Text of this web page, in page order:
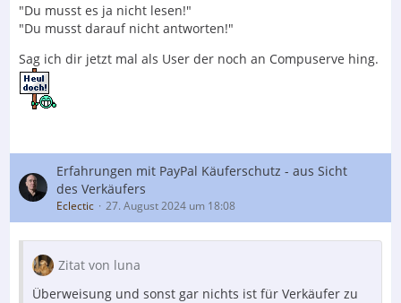
"Du musst es ja nicht lesen!"
"Du musst darauf nicht antworten!"
Sag ich dir jetzt mal als User der noch an Compuserve hing.
Erfahrungen mit PayPal Käuferschutz - aus Sicht
des Verkäufers
Eclectic 27. August 2024 um 18:08
Zitat von luna
Überweisung und sonst gar nichts ist für Verkäufer zu